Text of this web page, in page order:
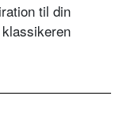
til din